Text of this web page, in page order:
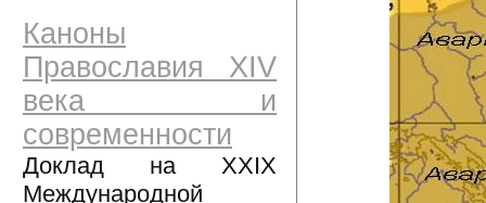
Каноны
Православия XIV
века и
современности
Доклад на XXIX
Международной